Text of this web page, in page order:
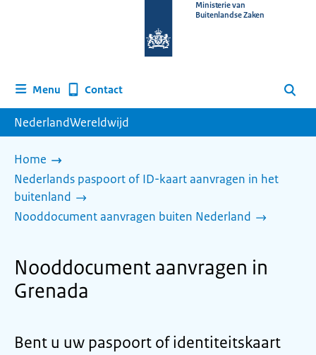
homepage
Ministerie van
Buitenlandse Zaken
Menu Contact Zoeken
NederlandWereldwijd
Home
Nederlands paspoort of ID-kaart aanvragen in het
buitenland
Nooddocument aanvragen buiten Nederland
Nooddocument aanvragen in
Grenada
Bent u uw paspoort of identiteitskaart